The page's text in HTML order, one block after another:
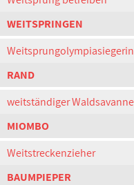
WEITSPRINGEN
Weitsprungolympiasiegerin
RAND
weitständiger
MIOMBO
Weitstreckenzieher
BAUMPIEPER